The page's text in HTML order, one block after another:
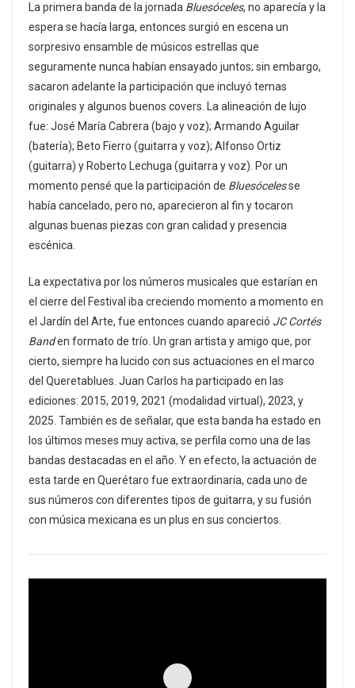
La primera banda de la jornada Bluesóceles, no aparecía y la
espera se hacía larga, entonces surgió en escena un
sorpresivo ensamble de músicos estrellas que
seguramente nunca habían ensayado juntos; sin embargo,
sacaron adelante la participación que incluyó temas
originales y algunos buenos covers. La alineación de lujo
fue: José María Cabrera (bajo y voz); Armando Aguilar
(batería); Beto Fierro (guitarra y voz); Alfonso Ortiz
(guitarra) y Roberto Lechuga (guitarra y voz). Por un
momento pensé que la participación de Bluesócelesse
había cancelado, pero no, aparecieron al fin y tocaron
algunas buenas piezas con gran calidad y presencia
escénica.
La expectativa por los números musicales que estarían en
el cierre del Festival iba creciendo momento a momento en
el Jardín del Arte, fue entonces cuando apareció JC Cortés
Banden formato de trío. Un gran artista y amigo que, por
cierto, siempre ha lucido con sus actuaciones en el marco
del Queretablues. Juan Carlos ha participado en las
ediciones: 2015, 2019, 2021 (modalidad virtual), 2023, y
2025. También es de señalar, que esta banda ha estado en
los últimos meses muy activa, se perfila como una de las
bandas destacadas en el año. Y en efecto, la actuación de
esta tarde en Querétaro fue extraordinaria, cada uno de
sus números con diferentes tipos de guitarra, y su fusión
con música mexicana es un plus en sus conciertos.